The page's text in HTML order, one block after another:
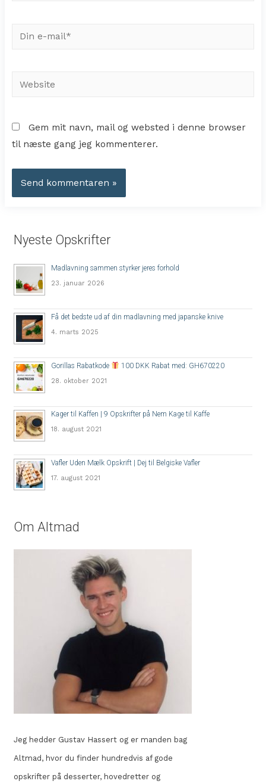
Din
Website
Gem mit navn, mail og websted i denne browser
til næste gang jeg kommenterer.
Nyeste Opskrifter
Madlavning sammen styrker jeres forhold
23. januar 2026
Få det bedste ud af din madlavning med japanske knive
4. marts 2025
Gorillas Rabatkode 100 DKK Rabat med: GH670220
28. oktober 2021
Kager til Kaffen | 9 Opskrifter på Nem Kage til Kaffe
18. august 2021
Vafler Uden Mælk Opskrift | Dej til Belgiske Vafler
17. august 2021
Om Altmad
Jeg hedder Gustav Hassert og er manden bag
Altmad, hvor du finder hundredvis af gode
opskrifter på desserter, hovedretter og